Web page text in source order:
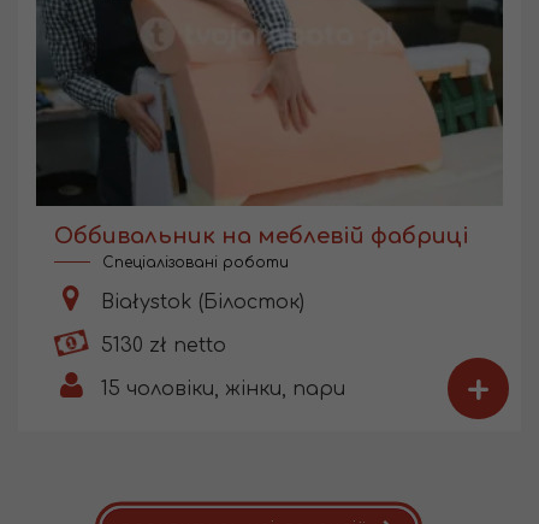
Оббивальник на меблевій фабриці
Спеціалізовані роботи
Białystok (Білосток)
5130 zł netto
15 чоловіки, жінки, пари +